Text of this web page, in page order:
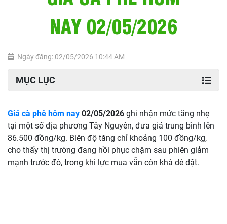
NAY 02/05/2026
Ngày đăng: 02/05/2026 10:44 AM
MỤC LỤC
Giá cà phê hôm nay 02/05/2026 ghi nhận mức tăng nhẹ
tại một số địa phương Tây Nguyên, đưa giá trung bình lên
86.500 đồng/kg. Biên độ tăng chỉ khoảng 100 đồng/kg,
cho thấy thị trường đang hồi phục chậm sau phiên giảm
mạnh trước đó, trong khi lực mua vẫn còn khá dè dặt.